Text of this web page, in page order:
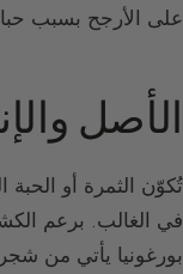
على الأرجح بسبب
الأصل
تُكوّن الثمرة أو
في الغالب. برعم
بورغونيا يأتي من